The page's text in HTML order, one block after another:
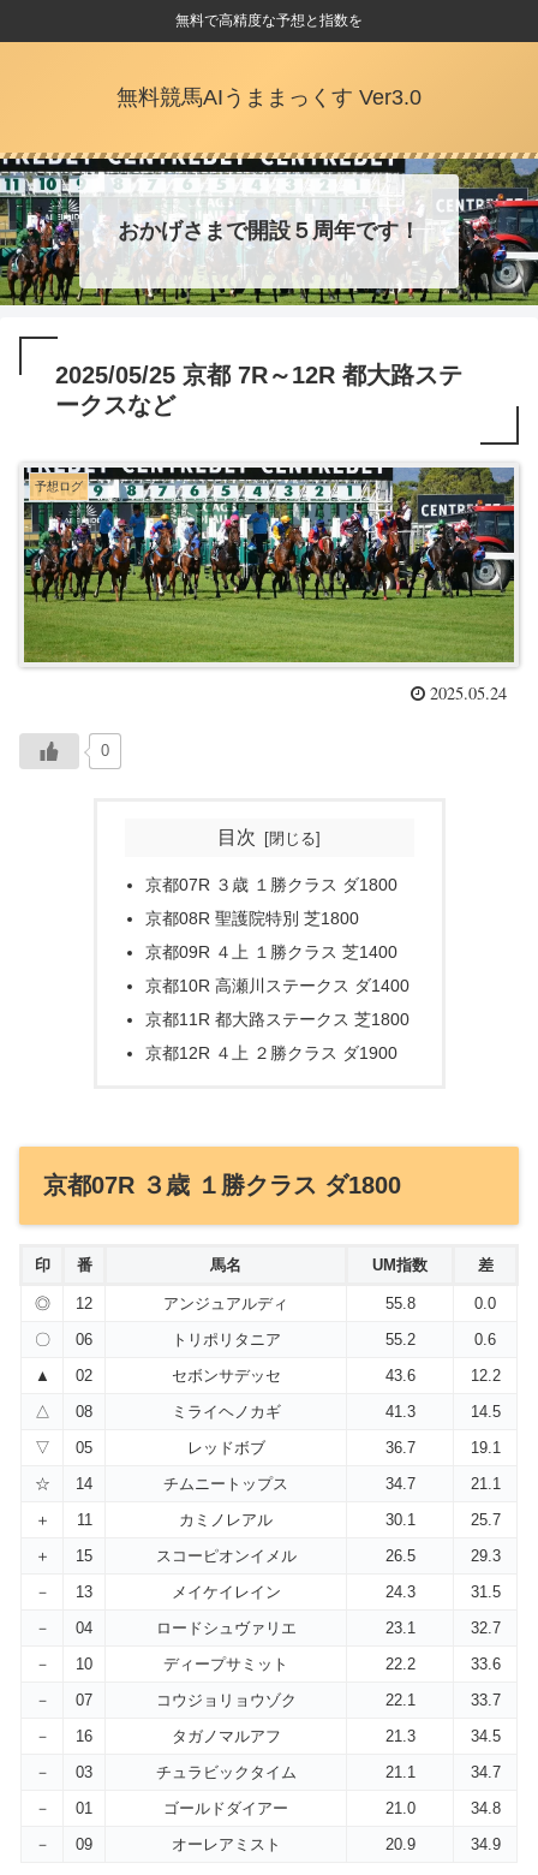
無料で高精度な予想と指数を
無料競馬AIうままっくす Ver3.0
おかげさまで開設５周年です！
2025/05/25 京都 7R～12R 都大路ステ
ークスなど
予想ログ
2025.05.24
0
目次
京都07R ３歳 １勝クラス ダ1800
京都08R 聖護院特別 芝1800
京都09R ４上 １勝クラス 芝1400
京都10R 高瀬川ステークス ダ1400
京都11R 都大路ステークス 芝1800
京都12R ４上 ２勝クラス ダ1900
京都07R ３歳 １勝クラス ダ1800
印 番 馬名 UM指数 差
◎ 12 アンジュアルディ 55.8
0.0
〇
06 トリポリタニア 55.2
0.6
▲
02 セボンサデッセ 43.6
12.2
△
08 ミライヘノカギ 41.3
14.5
▽
05 レッドボブ 36.7
19.1
☆
14 チムニートップス 34.7
21.1
＋
11 カミノレアル 30.1
25.7
＋
15 スコーピオンイメル 26.5
29.3
－
13 メイケイレイン 24.3
31.5
－
04 ロードシュヴァリエ 23.1
32.7
－
10 ディープサミット 22.2
33.6
－
07 コウジョリョウゾク 22.1
33.7
－
16 タガノマルアフ 21.3
34.5
－
03 チュラビックタイム 21.1
34.7
－
01 ゴールドダイアー 21.0
34.8
－
09 オーレアミスト 20.9 34.9